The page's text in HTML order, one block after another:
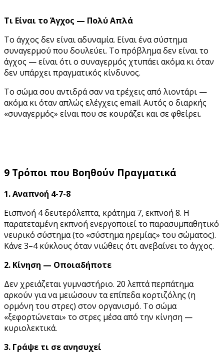
Τι Είναι το Άγχος — Πολύ Απλά
Το άγχος δεν είναι αδυναμία. Είναι ένα σύστημα
συναγερμού που δουλεύει. Το πρόβλημα δεν είναι το
άγχος — είναι ότι ο συναγερμός χτυπάει ακόμα κι όταν
δεν υπάρχει πραγματικός κίνδυνος.
Το σώμα σου αντιδρά σαν να τρέχεις από λιοντάρι —
ακόμα κι όταν απλώς ελέγχεις email. Αυτός ο διαρκής
«συναγερμός» είναι που σε κουράζει και σε φθείρει.
9 Τρόποι που Βοηθούν Πραγματικά
1. Αναπνοή 4-7-8
Εισπνοή 4 δευτερόλεπτα, κράτημα 7, εκπνοή 8. Η
παρατεταμένη εκπνοή ενεργοποιεί το παρασυμπαθητικό
νευρικό σύστημα (το «σύστημα ηρεμίας» του σώματος).
Κάνε 3–4 κύκλους όταν νιώθεις ότι ανεβαίνει το άγχος.
2. Κίνηση — Οποιαδήποτε
Δεν χρειάζεται γυμναστήριο. 20 λεπτά περπάτημα
αρκούν για να μειώσουν τα επίπεδα κορτιζόλης (η
ορμόνη του στρες) στον οργανισμό. Το σώμα
«ξεφορτώνεται» το στρες μέσα από την κίνηση —
κυριολεκτικά.
3. Γράψε τι σε ανησυχεί